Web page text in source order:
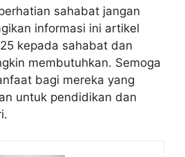
sahabat jangan
informasi ini artikel
kepada sahabat dan
membutuhkan. Semoga
bagi mereka yang
untuk pendidikan dan